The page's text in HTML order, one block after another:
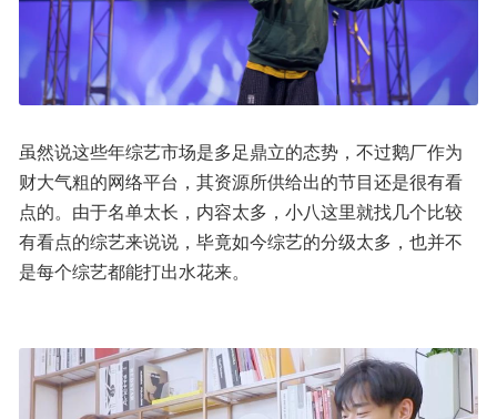
虽然说这些年综艺市场是多足鼎立的态势，不过鹅厂作为
财大气粗的网络平台，其资源所供给出的节目还是很有看
点的。由于名单太长，内容太多，小八这里就找几个比较
有看点的综艺来说说，毕竟如今综艺的分级太多，也并不
是每个综艺都能打出水花来。